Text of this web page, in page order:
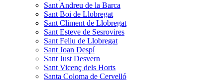
Sant Andreu de la Barca
Sant Boi de Llobregat
Sant Climent de Llobregat
Sant Esteve de Sesrovires
Sant Feliu de Llobregat
Sant Joan Despí
Sant Just Desvern
Sant Vicenç dels Horts
Santa Coloma de Cervelló